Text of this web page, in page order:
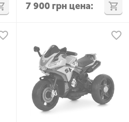
7 900 грн цена: